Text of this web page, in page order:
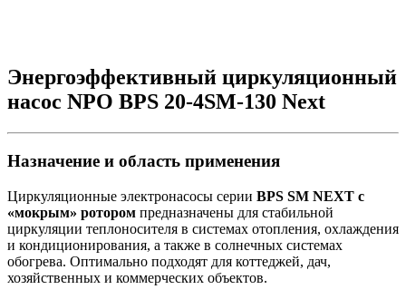
Энергоэффективный циркуляционный
насос NPO BPS 20-4SM-130 Next
Назначение и область применения
Циркуляционные электронасосы серии BPS SM NEXT с
«мокрым» ротором предназначены для стабильной
циркуляции теплоносителя в системах отопления, охлаждения
и кондиционирования, а также в солнечных системах
обогрева. Оптимально подходят для коттеджей, дач,
хозяйственных и коммерческих объектов.